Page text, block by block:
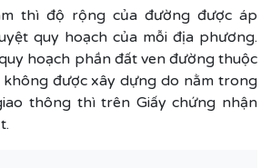
thì độ rộng của đường được áp
quy hoạch của mỗi địa phương.
hoạch phần đất ven đường thuộc
không được xây dựng do nằm trong
thông thì trên Giấy chứng nhận